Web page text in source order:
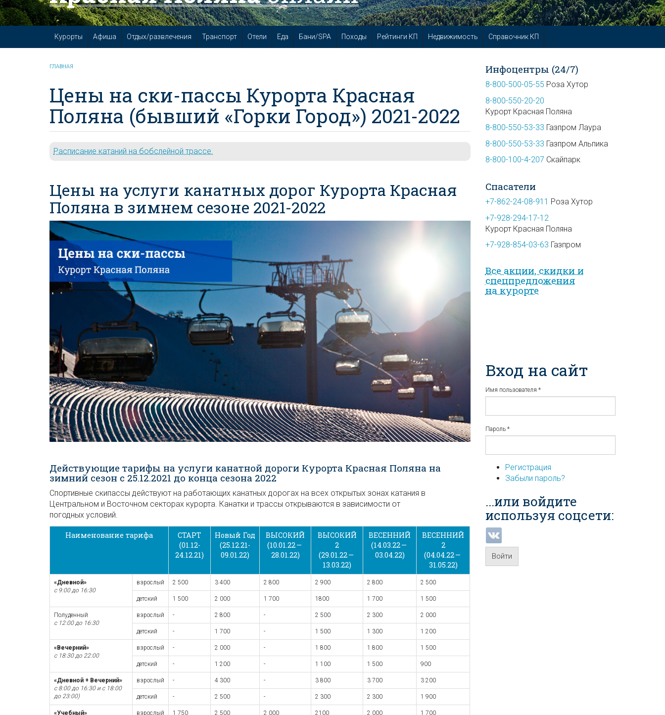
Курорты Афиша Отдых/развлечения Транспорт Отели Еда Бани/SPA Походы Рейтинги КП Недвижимость Справочник КП
ГЛАВНАЯ
Цены на ски-пассы Курорта Красная
Поляна (бывший «Горки Город») 2021-2022
Расписание катаний на бобслейной трассе.
Цены на услуги канатных дорог Курорта Красная
Поляна в зимнем сезоне 2021-2022
Действующие тарифы на услуги канатной дороги Курорта Красная Поляна на
зимний сезон с 25.12.2021 до конца сезона 2022
Спортивные скипассы действуют на работающих канатных дорогах на всех открытых зонах катания в
Центральном и Восточном секторах курорта. Канатки и трассы открываются в зависимости от
погодных условий.
Наименование тарифа
СТАРТ
(01.12-
24.12.21)
Новый Год
(25.12.21-
09.01.22)
ВЫСОКИЙ
(10.01.22 —
28.01.22)
ВЫСОКИЙ
2
(29.01.22 —
13.03.22)
ВЕСЕННИЙ
(14.03.22 —
03.04.22)
ВЕСЕННИЙ
2
(04.04.22 —
31.05.22)
«Дневной»
с 9:00 до 16:30
взрослый 2 500 3 400 2 800 2 900 2 800 2 500
детский 1 500 2 000 1 700 1800 1 700 1 500
Полуденный
с 12:00 до 16:30
взрослый - 2 800 - 2 500 2 300 2 000
детский - 1 700 - 1 500 1 300 1 200
«Вечерний»
с 18:30 до 22:00
взрослый - 2 000 - 1 800 1 800 1 500
детский - 1 200 - 1 100 1 500 900
«Дневной + Вечерний»
с 8:00 до 16:30 и с 18:00
до 23:00)
взрослый - 4 300 - 3 800 3 700 3 200
детский - 2 500 - 2 300 2 300 1 900
«Учебный»
взрослый 1 750 2 500 2 000 2100 2 000 1 700
Инфоцентры (24/7)
8-800-500-05-55 Роза Хутор
8-800-550-20-20
Курорт Красная Поляна
8-800-550-53-33 Газпром Лаура
8-800-550-53-33 Газпром Альпика
8-800-100-4-207 Скайпарк
Спасатели
+7-862-24-08-911 Роза Хутор
+7-928-294-17-12
Курорт Красная Поляна
+7-928-854-03-63 Газпром
Все акции, скидки и
спец­предложе­ния
на курорте
Вход на сайт
Имя пользователя *
Пароль *
Регистрация
Забыли пароль?
...или войдите
используя соцсети:
Войти